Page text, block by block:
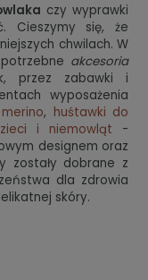
czy wyprawki
Cieszymy się, że
chwilach. W
akcesoria
przez zabawki i
wyposażenia
, huśtawki do
i niemowląt -
designem oraz
zostały dobrane z
dla zdrowia
skóry.